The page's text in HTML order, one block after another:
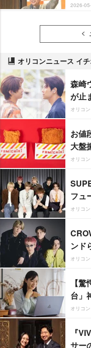
2026-
オリコンニュース イ
森崎
が止
オリコ
お値
大盤
オリコ
フュ
オリコ
ンド
オリコ
【
台」
オリコ
『
サー